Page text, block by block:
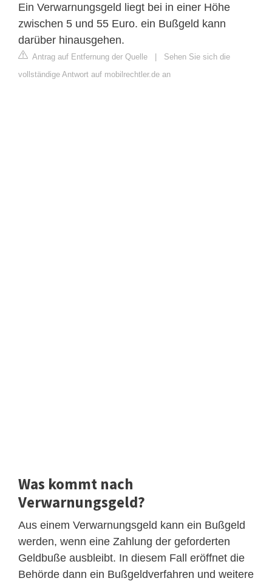
Ein Verwarnungsgeld liegt bei in einer Höhe
zwischen 5 und 55 Euro. ein Bußgeld kann
darüber hinausgehen.
Antrag auf Entfernung der Quelle | Sehen Sie sich die
vollständige Antwort auf mobilrechtler.de an
Was kommt nach
Verwarnungsgeld?
Aus einem Verwarnungsgeld kann ein Bußgeld
werden, wenn eine Zahlung der geforderten
Geldbuße ausbleibt. In diesem Fall eröffnet die
Behörde dann ein Bußgeldverfahren und weitere